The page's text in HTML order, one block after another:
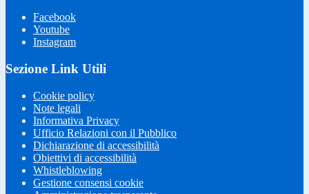
Facebook
Youtube
Instagram
Sezione Link Utili
Cookie policy
Note legali
Informativa Privacy
Ufficio Relazioni con il Pubblico
Dichiarazione di accessibilità
Obiettivi di accessibilità
Whistleblowing
Gestione consensi cookie